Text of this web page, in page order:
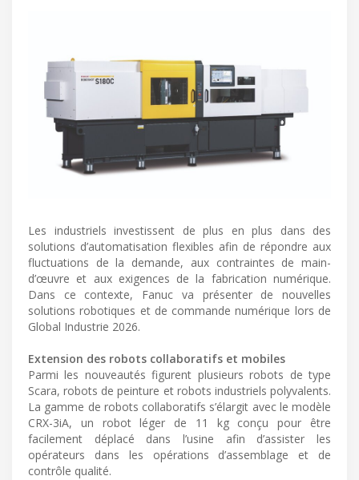
Les industriels investissent de plus en plus dans des
solutions d’automatisation flexibles afin de répondre aux
fluctuations de la demande, aux contraintes de main-
d’œuvre et aux exigences de la fabrication numérique.
Dans ce contexte, Fanuc va présenter de nouvelles
solutions robotiques et de commande numérique lors de
Global Industrie 2026.
Extension des robots collaboratifs et mobiles
Parmi les nouveautés figurent plusieurs robots de type
Scara, robots de peinture et robots industriels polyvalents.
La gamme de robots collaboratifs s’élargit avec le modèle
CRX-3iA, un robot léger de 11 kg conçu pour être
facilement déplacé dans l’usine afin d’assister les
opérateurs dans les opérations d’assemblage et de
contrôle qualité.